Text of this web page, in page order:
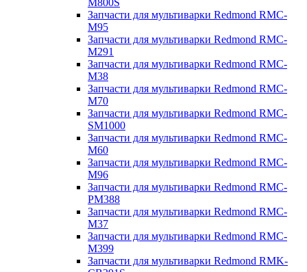
M800S
Запчасти для мультиварки Redmond RMC-
M95
Запчасти для мультиварки Redmond RMC-
M291
Запчасти для мультиварки Redmond RMC-
M38
Запчасти для мультиварки Redmond RMC-
M70
Запчасти для мультиварки Redmond RMC-
SM1000
Запчасти для мультиварки Redmond RMC-
M60
Запчасти для мультиварки Redmond RMC-
M96
Запчасти для мультиварки Redmond RMC-
PM388
Запчасти для мультиварки Redmond RMC-
M37
Запчасти для мультиварки Redmond RMC-
M399
Запчасти для мультиварки Redmond RMK-